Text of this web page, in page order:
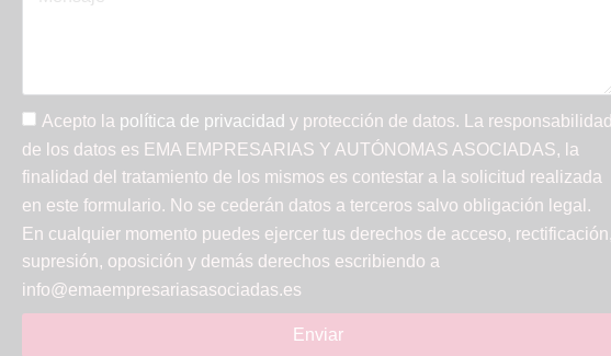
Acepto la política de privacidad y protección de datos. La responsabilidad
de los datos es EMA EMPRESARIAS Y AUTÓNOMAS ASOCIADAS, la
finalidad del tratamiento de los mismos es contestar a la solicitud realizada
en este formulario. No se cederán datos a terceros salvo obligación legal.
En cualquier momento puedes ejercer tus derechos de acceso, rectificación,
supresión, oposición y demás derechos escribiendo a
info@emaempresariasasociadas.es
Enviar